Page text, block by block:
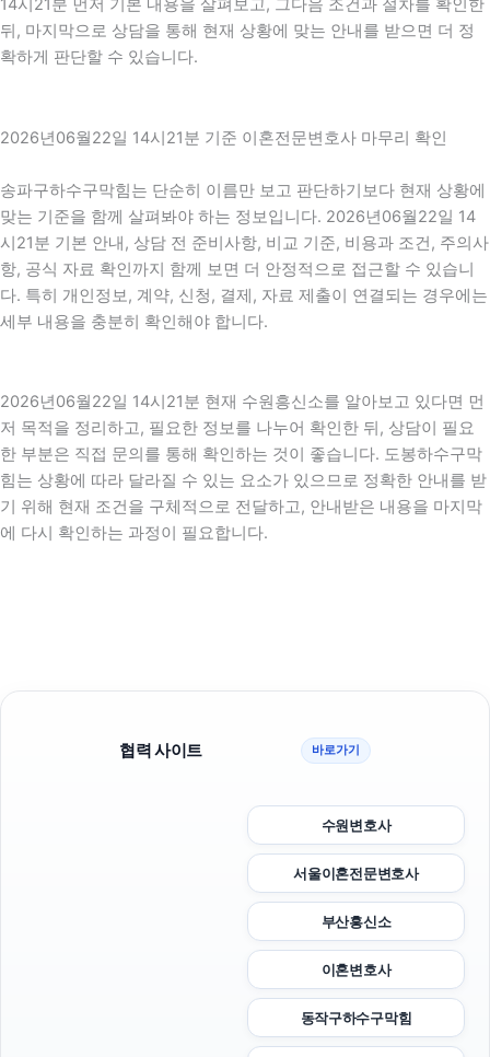
14시21분 먼저 기본 내용을 살펴보고, 그다음 조건과 절차를 확인한
뒤, 마지막으로 상담을 통해 현재 상황에 맞는 안내를 받으면 더 정
확하게 판단할 수 있습니다.
2026년06월22일 14시21분 기준 이혼전문변호사 마무리 확인
송파구하수구막힘는 단순히 이름만 보고 판단하기보다 현재 상황에
맞는 기준을 함께 살펴봐야 하는 정보입니다. 2026년06월22일 14
시21분 기본 안내, 상담 전 준비사항, 비교 기준, 비용과 조건, 주의사
항, 공식 자료 확인까지 함께 보면 더 안정적으로 접근할 수 있습니
다. 특히 개인정보, 계약, 신청, 결제, 자료 제출이 연결되는 경우에는
세부 내용을 충분히 확인해야 합니다.
2026년06월22일 14시21분 현재 수원흥신소를 알아보고 있다면 먼
저 목적을 정리하고, 필요한 정보를 나누어 확인한 뒤, 상담이 필요
한 부분은 직접 문의를 통해 확인하는 것이 좋습니다. 도봉하수구막
힘는 상황에 따라 달라질 수 있는 요소가 있으므로 정확한 안내를 받
기 위해 현재 조건을 구체적으로 전달하고, 안내받은 내용을 마지막
에 다시 확인하는 과정이 필요합니다.
협력 사이트 바로가기
수원변호사
서울이혼전문변호사
부산흥신소
이혼변호사
동작구하수구막힘